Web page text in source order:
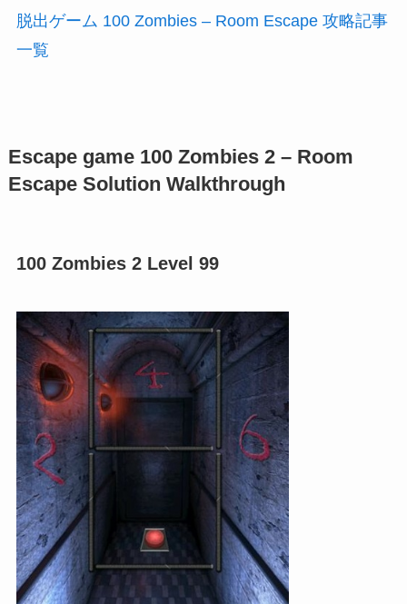
脱出ゲーム 100 Zombies – Room Escape 攻略記事
一覧
Escape game 100 Zombies 2 – Room
Escape Solution Walkthrough
100 Zombies 2 Level 99